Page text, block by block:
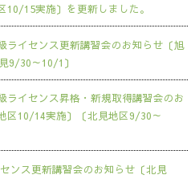
10/15実施〕を更新しました。
ライセンス更新講習会のお知らせ〔旭
9/30～10/1〕
ライセンス昇格・新規取得講習会のお
区10/14実施〕〔北見地区9/30～
ンス更新講習会のお知らせ〔北見